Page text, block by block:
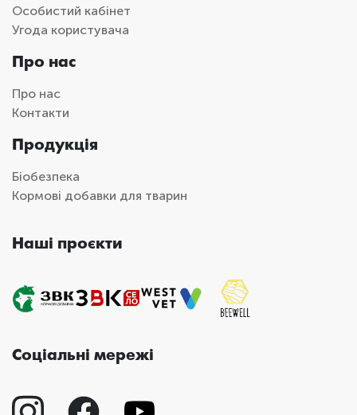
Особистий кабінет
Угода користувача
Про нас
Про нас
Контакти
Продукція
Біобезпека
Кормові добавки для тварин
Наші проєкти
Соціальні мережі